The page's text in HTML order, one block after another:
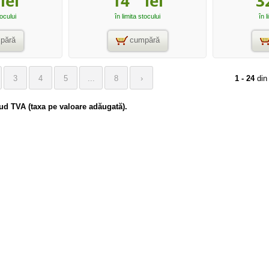
în limita stocului
cumpără
în
3 4 5 ... 8 › 1 - 24din
TVA (taxa pe valoare adăugată).